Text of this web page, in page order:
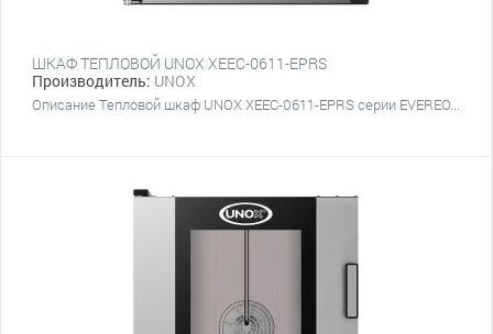
ШКАФ ТЕПЛОВОЙ UNOX XEEC-0611-EPRS
Производитель: UNOX
Описание Тепловой шкаф UNOX XEEC-0611-EPRS серии EVEREO...